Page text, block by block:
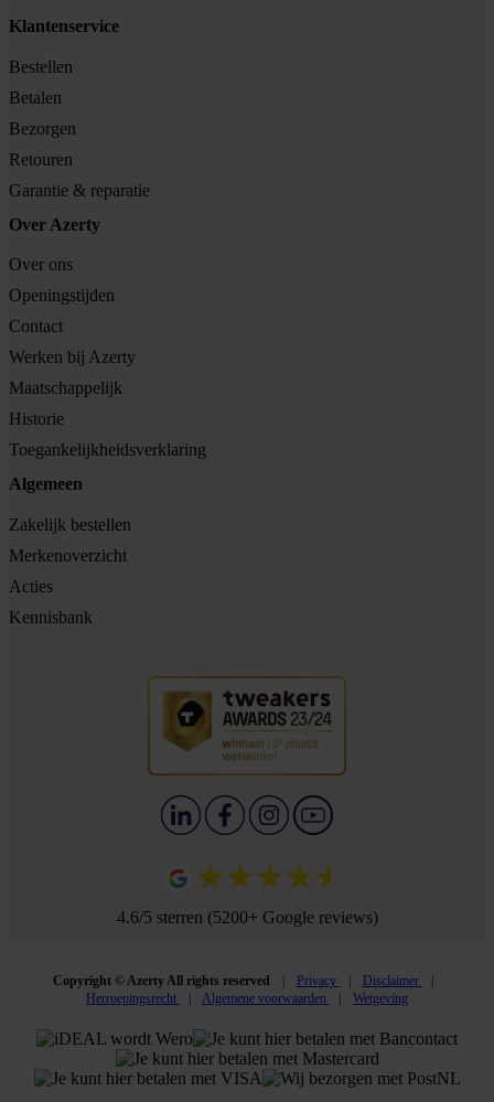
Klantenservice
Bestellen
Betalen
Bezorgen
Retouren
Garantie & reparatie
Over Azerty
Over ons
Openingstijden
Contact
Werken bij Azerty
Maatschappelijk
Historie
Toegankelijkheidsverklaring
Algemeen
Zakelijk bestellen
Merkenoverzicht
Acties
Kennisbank
4.6/5 sterren (5200+ Google reviews)
Copyright © Azerty All rights reserved Privacy
Disclaimer
Herroepingsrecht
Algemene voorwaarden Wetgeving